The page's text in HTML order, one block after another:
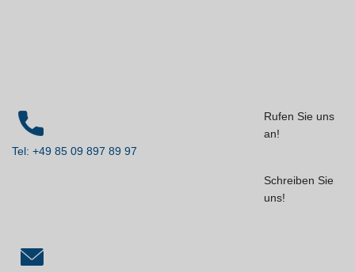
Rufen Sie uns
an!
Tel: +49 85 09 897 89 97
Schreiben Sie
uns!